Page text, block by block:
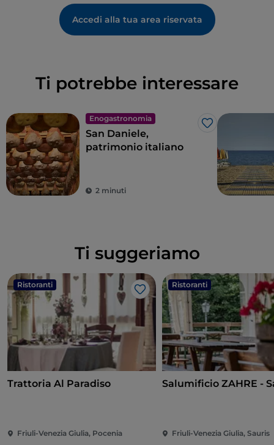
Accedi alla tua area riservata
Ti potrebbe interessare
Enogastronomia
Like
San Daniele,
patrimonio italiano
2 minuti
Ti suggeriamo
Ristoranti
Like
Trattoria Al Paradiso
Friuli-Venezia Giulia, Pocenia
Ristoranti
Salumificio ZAHRE -
Friuli-Venezia Giulia, Sauris